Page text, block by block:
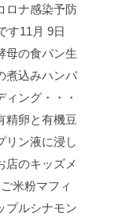
ロナ感染予防
す11月 9日
母の食パン生
煮込みハンバ
ィング・・・
精卵と有機豆
リン液に浸し
店のキッズメ
米粉マフィ
プルシナモン